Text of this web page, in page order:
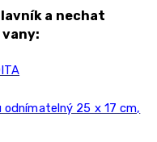
a nechat
odnímatelný 25 x 17 cm,